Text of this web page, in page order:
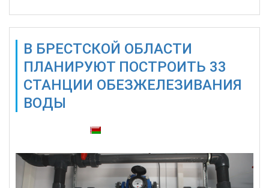
В БРЕСТСКОЙ ОБЛАСТИ
ПЛАНИРУЮТ ПОСТРОИТЬ 33
СТАНЦИИ ОБЕЗЖЕЛЕЗИВАНИЯ
ВОДЫ
Также доступны: